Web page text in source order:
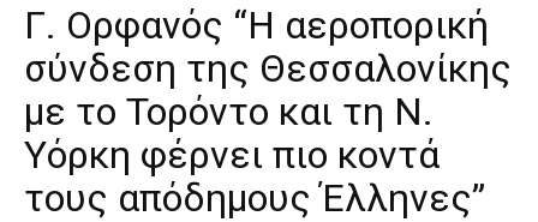
Γ. Ορφανός “Η αεροπορική
σύνδεση της Θεσσαλονίκης
με το Τορόντο και τη Ν.
Υόρκη φέρνει πιο κοντά
τους απόδημους Έλληνες”